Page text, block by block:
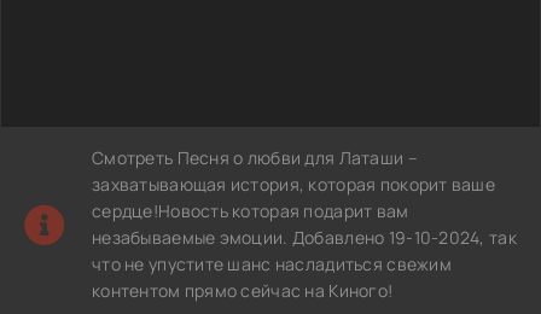
Смотреть Песня о любви для Латаши –
захватывающая история, которая покорит ваше
сердце!Новость которая подарит вам
незабываемые эмоции. Добавлено 19-10-2024, так
что не упустите шанс насладиться свежим
контентом прямо сейчас на Киного!